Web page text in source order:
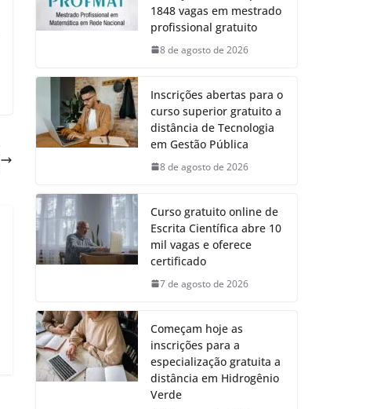
1848 vagas em mestrado
profissional gratuito
8 de agosto de 2026
Inscrições abertas para o
curso superior gratuito a
distância de Tecnologia
em Gestão Pública
8 de agosto de 2026
Curso gratuito online de
Escrita Científica abre 10
mil vagas e oferece
certificado
7 de agosto de 2026
Começam hoje as
inscrições para a
especialização gratuita a
distância em Hidrogênio
Verde